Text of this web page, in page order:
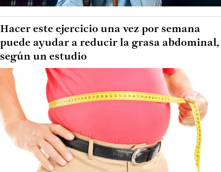
Hacer este ejercicio una vez por semana
puede ayudar a reducir la grasa abdominal,
según un estudio